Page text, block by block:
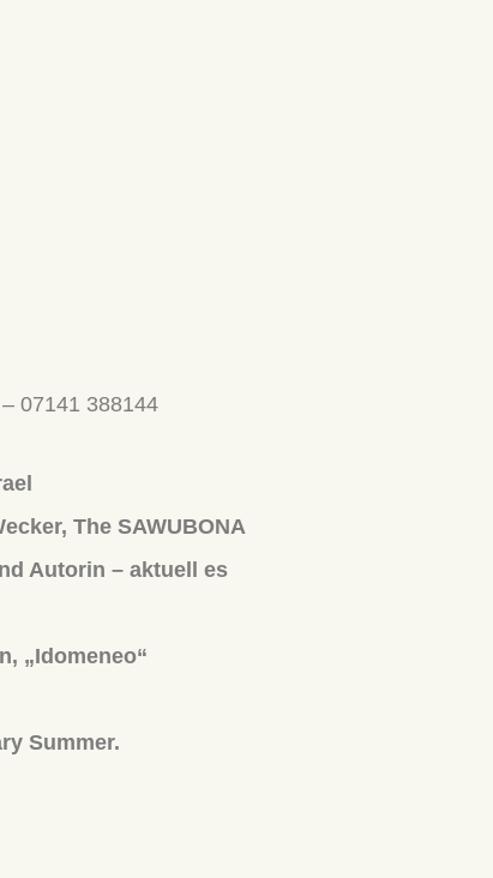
07141 388144
The SAWUBONA
Autorin – aktuell es
„Idomeneo“
Summer.